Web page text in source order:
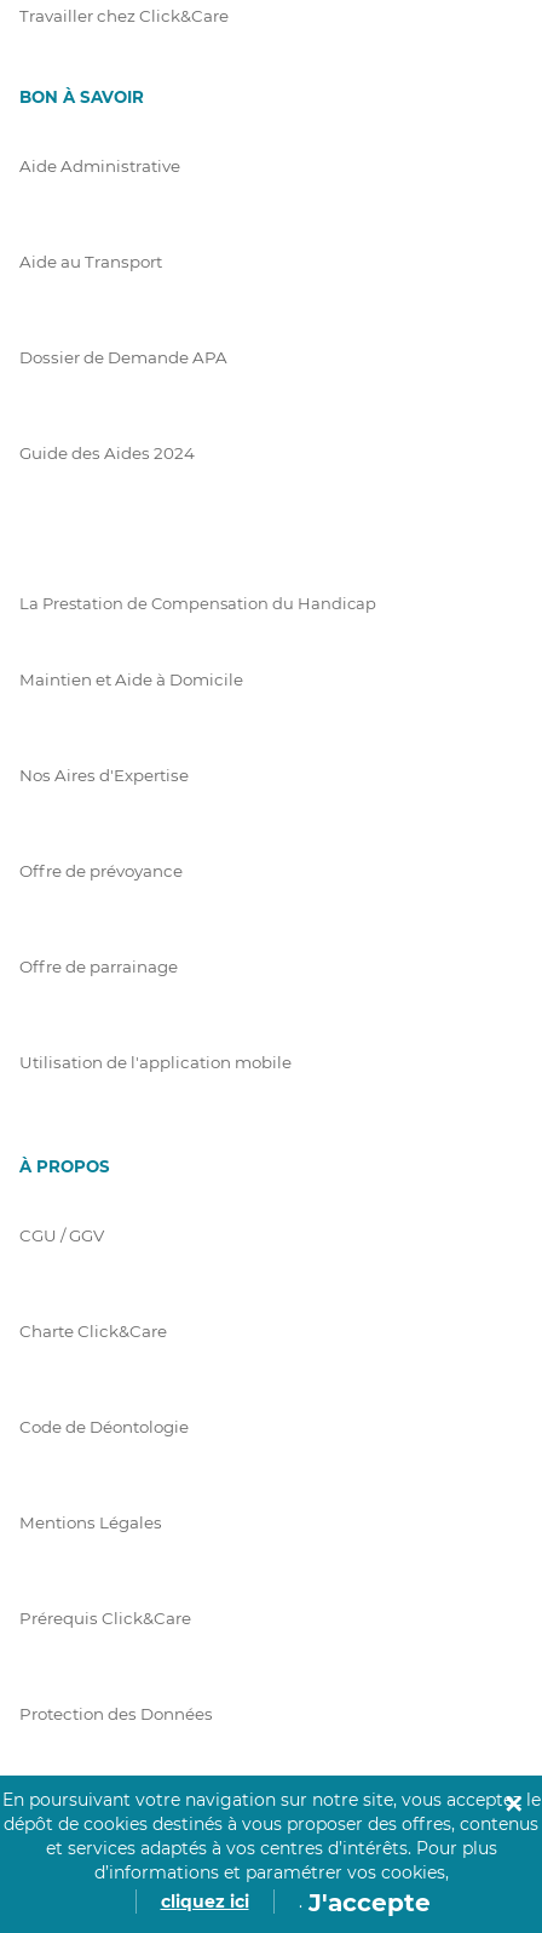
Travailler chez Click&Care
BON À SAVOIR
Aide Administrative
Aide au Transport
Dossier de Demande APA
Guide des Aides 2024
La Prestation de Compensation du Handicap
Maintien et Aide à Domicile
Nos Aires d'Expertise
Offre de prévoyance
Offre de parrainage
Utilisation de l'application mobile
À PROPOS
CGU / GGV
Charte Click&Care
Code de Déontologie
Mentions Légales
Prérequis Click&Care
Protection des Données
Vie Privée
PAIEMENT SÉCURISÉ
En poursuivant votre navigation sur notre site, vous acceptez le
dépôt de cookies destinés à vous proposer des offres, contenus
et services adaptés à vos centres d’intérêts. Pour plus
d’informations et paramétrer vos cookies,
cliquez ici
. J'accepte
✕